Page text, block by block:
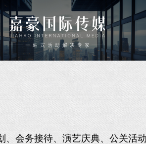
、会务接待、 演艺庆典、 公关活